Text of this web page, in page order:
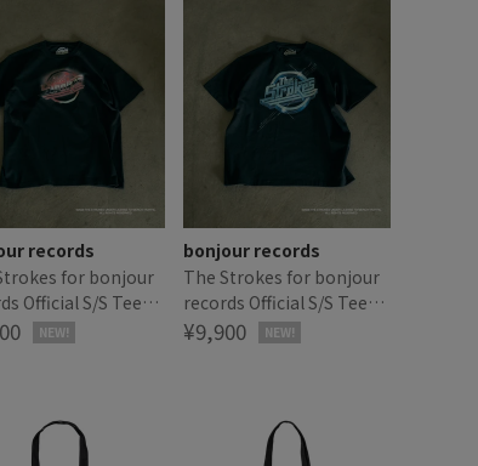
records
for bonjour
Official S/S Tee
トロークス オフィシ
NEW!
bonjour records
The Strokes for bonjour
records Official S/S Tee
ザ・ストロークス オフィシ
¥9,900 NEW!